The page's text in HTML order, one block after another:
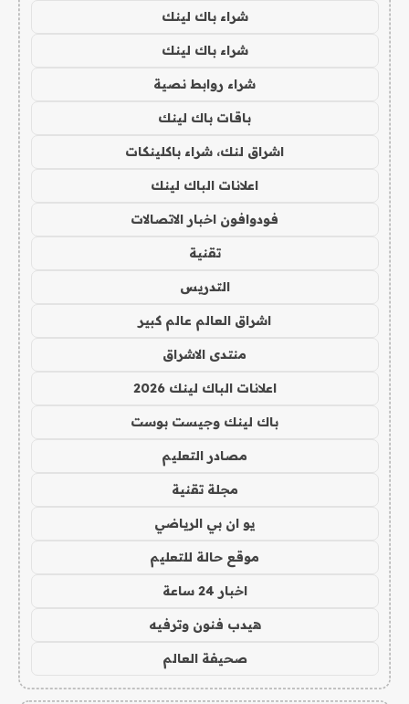
شراء باك لينك
شراء باك لينك
شراء روابط نصية
باقات باك لينك
اشراق لنك، شراء باكلينكات
اعلانات الباك لينك
فودوافون اخبار الاتصالات
تقنية
التدريس
اشراق العالم عالم كبير
منتدى الاشراق
اعلانات الباك لينك 2026
باك لينك وجيست بوست
مصادر التعليم
مجلة تقنية
يو ان بي الرياضي
موقع حالة للتعليم
اخبار 24 ساعة
هيدب فنون وترفيه
صحيفة العالم